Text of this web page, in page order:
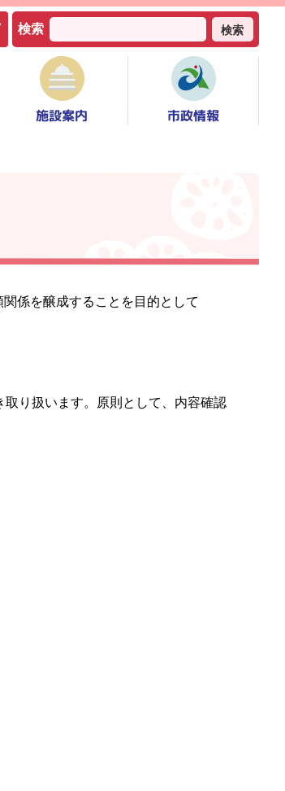
検索 検索
施設案内 市政情報
係を醸成することを目的として
り扱います。原則として、内容確認